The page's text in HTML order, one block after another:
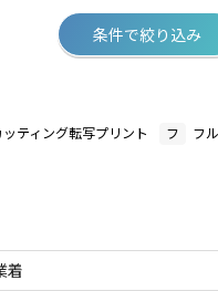
条件で絞り込み
ッティング転写プリント フ フ
着